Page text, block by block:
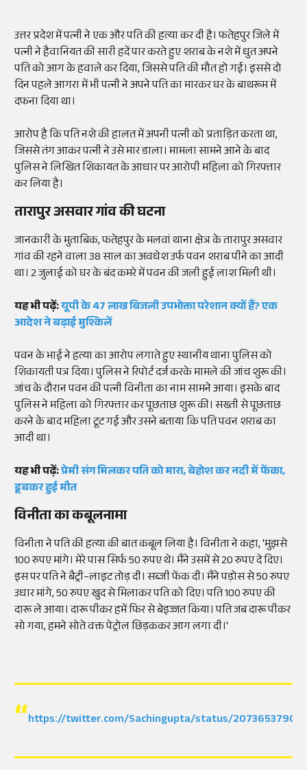
उत्तर प्रदेश में पत्नी ने एक और पति की हत्या कर दी है। फतेहपुर जिले में
पत्नी ने हैवानियत की सारी हदें पार करते हुए शराब के नशे में धुत अपने
पति को आग के हवाले कर दिया, जिससे पति की मौत हो गई। इससे दो
दिन पहले आगरा में भी पत्नी ने अपने पति का मारकर घर के बाथरूम में
दफना दिया था।
आरोप है कि पति नशे की हालत में अपनी पत्नी को प्रताड़ित करता था,
जिससे तंग आकर पत्नी ने उसे मार डाला। मामला सामने आने के बाद
पुलिस ने लिखित शिकायत के आधार पर आरोपी महिला को गिरफ्तार
कर लिया है।
तारापुर असवार गांव की घटना
जानकारी के मुताबिक, फतेहपुर के मलवां थाना क्षेत्र के तारापुर असवार
गांव की रहने वाला 38 साल का अवधेश उर्फ पवन शराब पीने का आदी
था। 2 जुलाई को घर के बंद कमरे में पवन की जली हुई लाश मिली थी।
यह भी पढ़ें:यूपी के 47 लाख बिजली उपभोक्ता परेशान क्यों हैं? एक
आदेश ने बढ़ाई मुश्किलें
पवन के भाई ने हत्या का आरोप लगाते हुए स्थानीय थाना पुलिस को
शिकायती पत्र दिया। पुलिस ने रिपोर्ट दर्ज करके मामले की जांच शुरू की।
जांच के दौरान पवन की पत्नी विनीता का नाम सामने आया। इसके बाद
पुलिस ने महिला को गिरफ्तार कर पूछताछ शुरू की। सख्ती से पूछताछ
करने के बाद महिला टूट गई और उसने बताया कि पति पवन शराब का
आदी था।
यह भी पढ़ें:प्रेमी संग मिलकर पति को मारा, बेहोश कर नदी में फेंका,
डूबकर हुई मौत
विनीता का कबूलनामा
विनीता ने पति की हत्या की बात कबूल लिया है। विनीता ने कहा, 'मुझसे
100 रुपए मांगे। मेरे पास सिर्फ 50 रुपए थे। मैंने उसमें से 20 रुपए दे दिए।
इस पर पति ने बैट्री–लाइट तोड़ दी। सब्जी फेंक दी। मैंने पड़ोस से 50 रुपए
उधार मांगे, 50 रुपए खुद से मिलाकर पति को दिए। पति 100 रुपए की
दारू ले आया। दारू पीकर हमें फिर से बेइज्जत किया। पति जब दारू पीकर
सो गया, हमने सोते वक्त पेट्रोल छिड़ककर आग लगा दी।'
https://twitter.com/Sachingupta/status/